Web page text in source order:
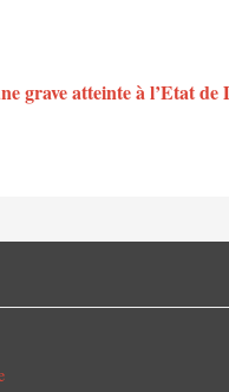
grave atteinte à l’Etat